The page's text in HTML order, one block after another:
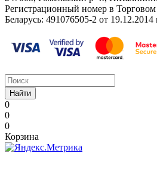
Регистрационный номер в Торговом
Беларусь: ‎491076505-2 от 19.12.2014
Найти
0
0
0
Корзина